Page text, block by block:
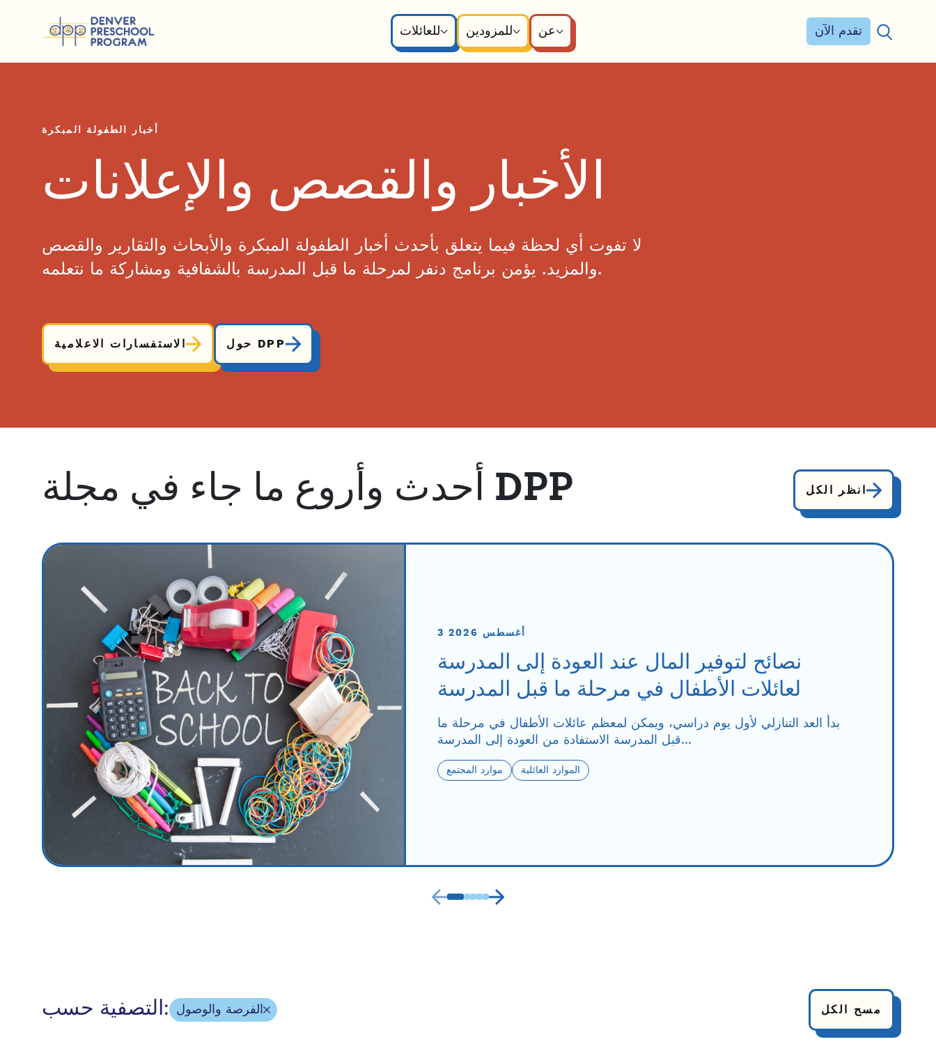
للعائلات
للمزودين عن تقدم الآن
أخبار الطفولة المبكرة
الأخبار والقصص والإعلانات
لا تفوت أي لحظة فيما يتعلق بأحدث أخبار الطفولة المبكرة والأبحاث والتقارير والقصص
والمزيد. يؤمن برنامج دنفر لمرحلة ما قبل المدرسة بالشفافية ومشاركة ما نتعلمه.
الاستفسارات الاعلامية حول DPP
أحدث وأروع ما جاء في مجلة DPP انظر الكل
3 أغسطس 2026
نصائح لتوفير المال عند العودة إلى المدرسة
لعائلات الأطفال في مرحلة ما قبل المدرسة
بدأ العد التنازلي لأول يوم دراسي، ويمكن لمعظم عائلات الأطفال في مرحلة ما
قبل المدرسة الاستفادة من العودة إلى المدرسة...
موارد المجتمع الموارد العائلية
التصفية حسب: الفرصة والوصول مسح الكل